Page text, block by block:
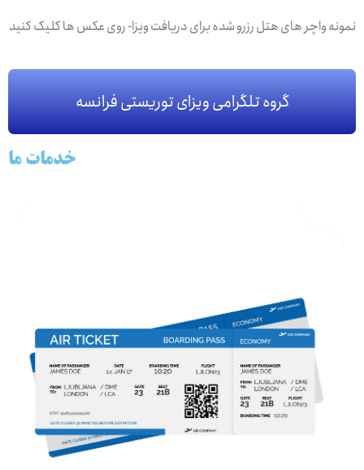
نمونه واچر های هتل رزرو شده برای دریافت ویزا- روی عکس ها کلیک کنید
گروه تلگرامی ویزای توریستی فرانسه
خدمات ما